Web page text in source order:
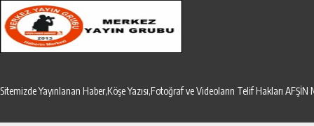
Sitemizde Yayınlanan Haber,Köşe Yazısı,Fotoğraf ve Videoların Telif Hakları